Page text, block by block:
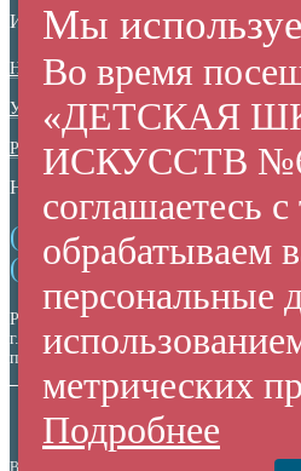
ИНФОРМАЦИОННАЯ
Нормативные документы
Ученикам
Родителям
НЕЗАВИСИМАЯ ОЦЕНКА
(+7 38 42) 53 67 22
(+7 38 42) 53 99 90
Россия,
г. Кемерово,
пр. Ленина, 137/2
Все права защищены. Использование
Мы
Во время
«ДЕТСКАЯ
ИСКУССТВ
соглашаетесь
обрабатываем
персональные
метрических
Подробнее